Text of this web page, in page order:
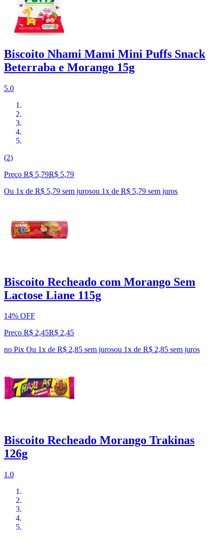
Biscoito Nhami Mami Mini Puffs Snack
Beterraba e Morango 15g
5.0
(2)
Preço R$ 5,79R$ 5,79
Ou 1x de R$ 5,79 sem jurosou 1x de R$ 5,79 sem juros
Biscoito Recheado com Morango Sem
Lactose Liane 115g
14% OFF
Preço R$ 2,45R$ 2,45
no Pix Ou 1x de R$ 2,85 sem jurosou 1x de R$ 2,85 sem juros
Biscoito Recheado Morango Trakinas
126g
1.0